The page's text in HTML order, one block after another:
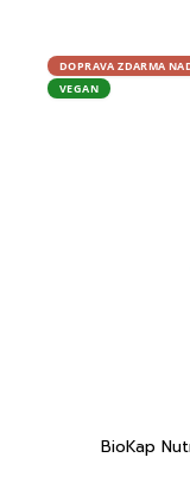
DOPRAVA ZDARMA
VEGAN
BioKap